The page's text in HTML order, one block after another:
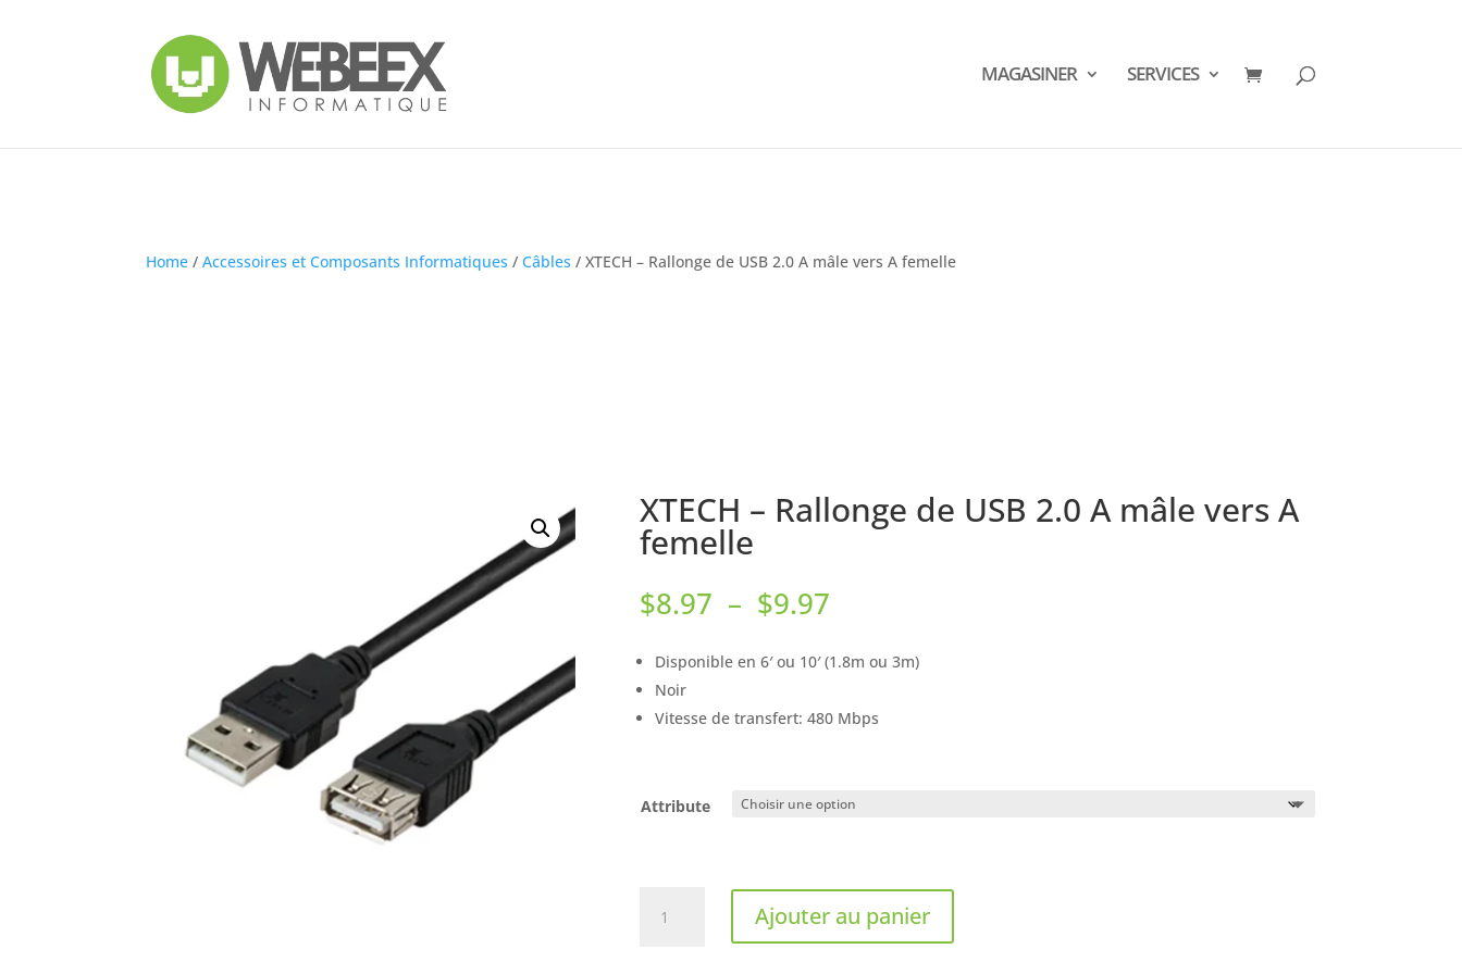
MAGASINER SERVICES
Home /Accessoires et Composants Informatiques /Câbles / XTECH – Rallonge de USB 2.0 A mâle vers A femelle
XTECH – Rallonge de USB 2.0 A mâle vers A
femelle
$8.97 – $9.97
prix :
$8.97
$9.97
Disponible en 6′ ou 10′ (1.8m ou 3m)
Noir
Vitesse de transfert: 480 Mbps
Attribute
Ajouter au panier